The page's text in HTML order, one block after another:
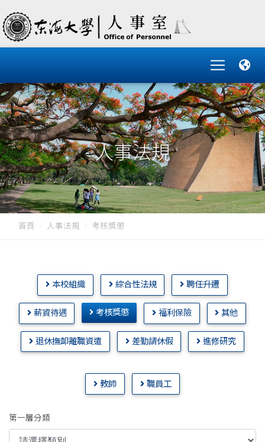
人事法規
首頁 人事法規 考核獎懲
本校組織 綜合性法規 聘任升遷
薪資待遇 考核獎懲 福利保險 其他
退休撫卹離職資遣 差勤請休假 進修研究
教師 職員工
第一層分類